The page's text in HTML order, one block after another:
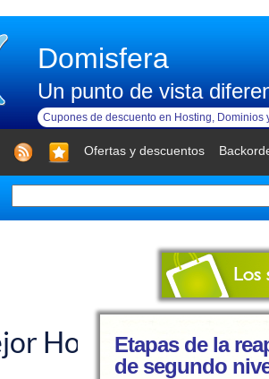
Domisfera
Un punto de vista
Cupones de descuento en Hosting, Dominios
Ofertas y descuentos
Etapas de la
de segundo